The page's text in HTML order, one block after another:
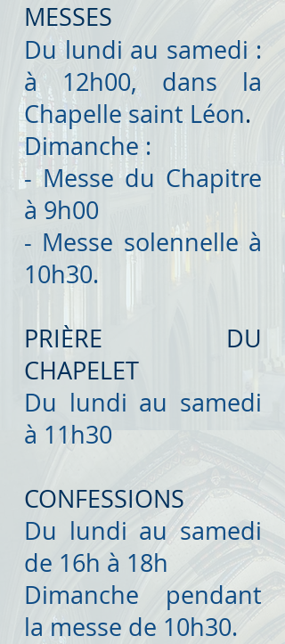
MESSES
Du lundi au samedi :
à 12h00, dans la
Chapelle saint Léon.
Dimanche :
- Messe du Chapitre
à 9h00
- Messe solennelle à
10h30.
PRIÈRE DU
CHAPELET
Du lundi au samedi
à 11h30
CONFESSIONS
Du lundi au samedi
de 16h à 18h
Dimanche pendant
la messe de 10h30.